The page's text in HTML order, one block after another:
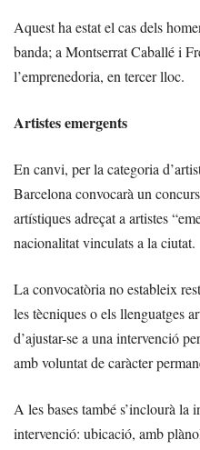
Aquest ha estat el cas dels
banda; a Montserrat Caballé i
l’emprenedoria, en tercer lloc.
Artistes emergents
En canvi, per la categoria
Barcelona convocarà un
artístiques adreçat a artistes
nacionalitat vinculats a la ciutat.
La convocatòria no estableix
les tècniques o els llenguatges
d’ajustar-se a una intervenció
amb voluntat de caràcter
A les bases també s’inclourà la
intervenció: ubicació, amb